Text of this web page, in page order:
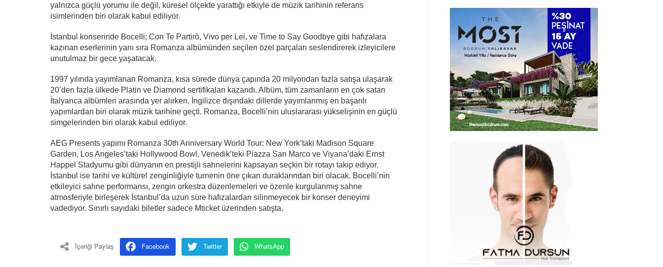
yalnızca güçlü yorumu ile değil, küresel ölçekte yarattığı etkiyle de müzik tarihinin referans
isimlerinden biri olarak kabul ediliyor.
İstanbul konserinde Bocelli; Con Te Partirò, Vivo per Lei, ve Time to Say Goodbye gibi hafızalara
kazınan eserlerinin yanı sıra Romanza albümünden seçilen özel parçaları seslendirerek izleyicilere
unutulmaz bir gece yaşatacak.
1997 yılında yayımlanan Romanza, kısa sürede dünya çapında 20 milyondan fazla satışa ulaşarak
20’den fazla ülkede Platin ve Diamond sertifikaları kazandı. Albüm, tüm zamanların en çok satan
İtalyanca albümleri arasında yer alırken, İngilizce dışındaki dillerde yayımlanmış en başarılı
yapımlardan biri olarak müzik tarihine geçti. Romanza, Bocelli’nin uluslararası yükselişinin en güçlü
simgelerinden biri olarak kabul ediliyor.
AEG Presents yapımı Romanza 30th Anniversary World Tour; New York’taki Madison Square
Garden, Los Angeles’taki Hollywood Bowl, Venedik’teki Piazza San Marco ve Viyana’daki Ernst
Happel Stadyumu gibi dünyanın en prestijli sahnelerini kapsayan seçkin bir rotayı takip ediyor.
İstanbul ise tarihi ve kültürel zenginliğiyle turnenin öne çıkan duraklarından biri olacak. Bocelli’nin
etkileyici sahne performansı, zengin orkestra düzenlemeleri ve özenle kurgulanmış sahne
atmosferiyle birleşerek İstanbul’da uzun süre hafızalardan silinmeyecek bir konser deneyimi
vadediyor. Sınırlı sayıdaki biletler sadece Mticket üzerinden satışta.
İçeriği Paylaş Facebook Twitter WhatsApp